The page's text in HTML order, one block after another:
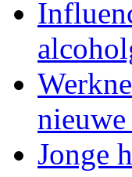
Jonge